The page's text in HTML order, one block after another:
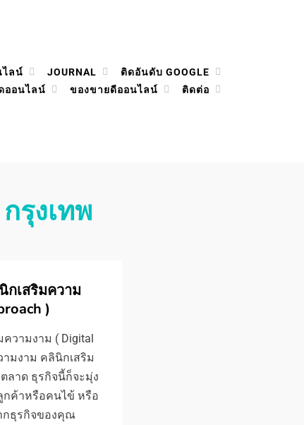
ไลน์ JOURNAL
ติดอันดับ GOOGLE
ออนไลน์ ของขายดีออนไลน์ ติดต่อ
รุงเทพ
กเสริมความ
)
วามงาม ( Digital
ามงาม คลินิกเสริม
ลาด ธุรกิจนี้ก็จะมุ่ง
ค้าหรือคนไข้ หรือ
กธุรกิจของคุณ